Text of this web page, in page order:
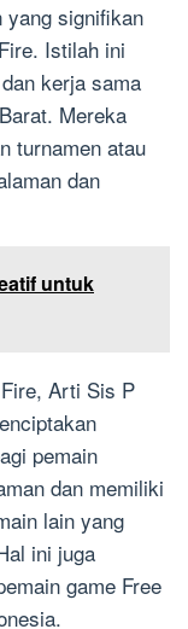
signifikan
Istilah ini
kerja sama
Mereka
turnamen atau
dan
untuk
Arti Sis P
pemain
dan memiliki
lain yang
ini juga
game Free